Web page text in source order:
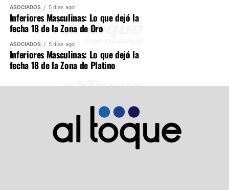
ASOCIADOS 5 días ago
Inferiores Masculinas: Lo que dejó la
fecha 18 de la Zona de Oro
ASOCIADOS 5 días ago
Inferiores Masculinas: Lo que dejó la
fecha 18 de la Zona de Platino